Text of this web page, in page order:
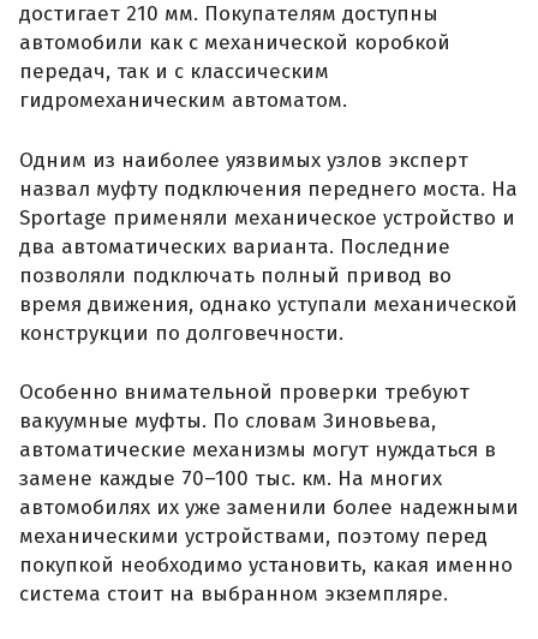
достигает 210 мм. Покупателям доступны
автомобили как с механической коробкой
передач, так и с классическим
гидромеханическим автоматом.
Одним из наиболее уязвимых узлов эксперт
назвал муфту подключения переднего моста. На
Sportage применяли механическое устройство и
два автоматических варианта. Последние
позволяли подключать полный привод во
время движения, однако уступали механической
конструкции по долговечности.
Особенно внимательной проверки требуют
вакуумные муфты. По словам Зиновьева,
автоматические механизмы могут нуждаться в
замене каждые 70–100 тыс. км. На многих
автомобилях их уже заменили более надежными
механическими устройствами, поэтому перед
покупкой необходимо установить, какая именно
система стоит на выбранном экземпляре.